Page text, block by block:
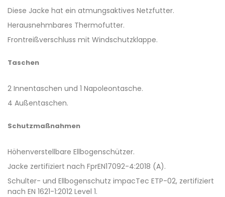
Diese Jacke hat ein atmungsaktives Netzfutter.
Herausnehmbares Thermofutter.
Frontreißverschluss mit Windschutzklappe.
Taschen
2 Innentaschen und 1 Napoleontasche.
4 Außentaschen.
Schutzmaßnahmen
Höhenverstellbare Ellbogenschützer.
Jacke zertifiziert nach FprEN17092-4:2018 (A).
Schulter- und Ellbogenschutz impacTec ETP-02, zertifiziert
nach EN 1621-1:2012 Level 1.